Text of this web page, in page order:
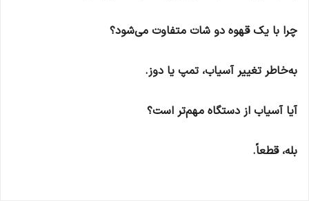
چرا با یک قهوه دو شات متفاوت می‌شود؟
به‌خاطر تغییر آسیاب، تمپ یا دوز.
آیا آسیاب از دستگاه مهم‌تر است؟
بله، قطعاً.